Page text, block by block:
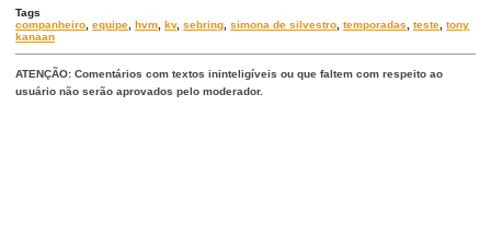
Tags
companheiro ,equipe ,hvm ,kv,sebring ,simona de silvestro ,temporadas ,teste ,tony
kanaan
ATENÇÃO: Comentários com textos ininteligíveis ou que faltem com respeito ao
usuário não serão aprovados pelo moderador.